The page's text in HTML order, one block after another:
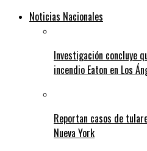
Noticias Nacionales
Investigación concluye
incendio Eaton en Los
Reportan casos de
Nueva York